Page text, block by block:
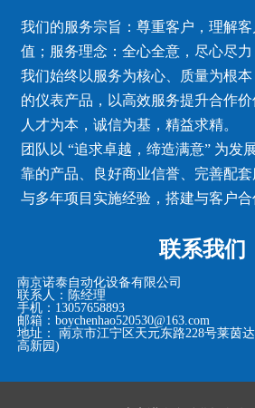
我们的服务宗旨：尊重客户，理解
值；服务理念：全心全意，尽心尽力
我们始终以服务为核心、质量为根
的仪表产品，以高效服务提升合作价
人才为本，诚信为基，精益求精。
团队以 “追求卓越，缔造满意” 为发
靠的产品、良好商业信誉、完善配
与多年项目实施经验，搭建与客户合
联系我们
南京诺泰自动化设备有限公司
联系人：陈经理
手机：13057658893
邮箱：boychenhao520530@163.com
地址： 南京市江宁区天元东路228号莱茵
高新园)